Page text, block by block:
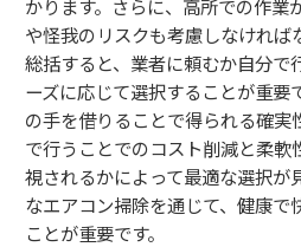
かります。さらに、高所での作業
や怪我のリスクも考慮しなければ
総括すると、業者に頼むか自分で
ーズに応じて選択することが重要
の手を借りることで得られる確
で行うことでのコスト削減と柔
視されるかによって最適な選択が
なエアコン掃除を通じて、健康で
ことが重要です。